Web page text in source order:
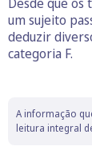
um sujeito
deduzir
categoria F.
A informação
leitura integral